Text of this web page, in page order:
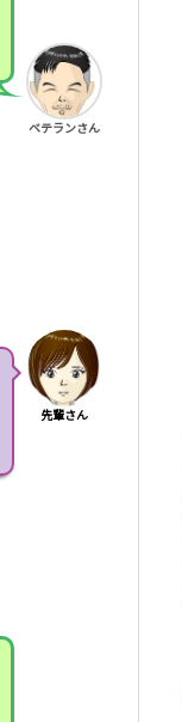
ベテランさん
先輩さん